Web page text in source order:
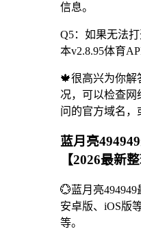
信息。
Q5：如果无法
本v2.8.95体育
🍁很高兴为你解
况，可以检查网
问的官方域名，
蓝月亮
【2026最新整
💮蓝月亮
安卓版、iOS版
等。